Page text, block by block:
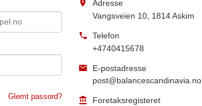
Glemt passord?
Adresse
Vangsveien 10 1814Askim
Telefon
+4740415678
E-postadresse
post@balancescandinavia.no
Foretaksregisteret